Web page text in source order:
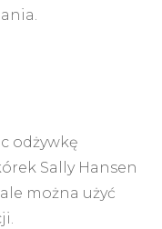
odżywkę
Sally Hansen
można użyć